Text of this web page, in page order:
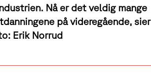
Nå er det veldig mange
på videregående, sier
Erik Norrud